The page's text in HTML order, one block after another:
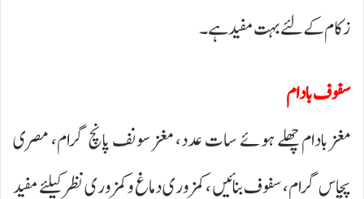
زکام کے لئے بہت مفیدہے۔
سفوف بادام
مغز بادام چھلے ہوئے سات عدد، مغز سونف پانچ گرام، مصری
پچاس گرام، سفوف بنائیں ، کمزوری دماغ و کمزوری نظر کیلئے مفید